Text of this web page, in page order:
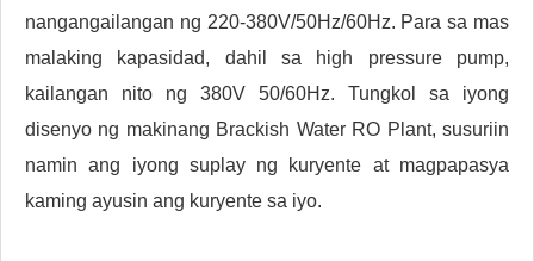
nangangailangan ng 220-380V/50Hz/60Hz. Para sa mas
malaking kapasidad, dahil sa high pressure pump,
kailangan nito ng 380V 50/60Hz. Tungkol sa iyong
disenyo ng makinang Brackish Water RO Plant, susuriin
namin ang iyong suplay ng kuryente at magpapasya
kaming ayusin ang kuryente sa iyo.